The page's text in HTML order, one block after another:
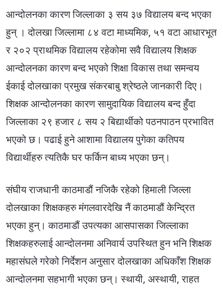
आन्दोलनका कारण जिल्लाका ३ सय ३७ विद्यालय बन्द भएका
हुन् । दोलखा जिल्लामा ८४ वटा माध्यमिक, ५१ वटा आधारभूत
र २०२ प्राथमिक विद्यालय रहेकोमा सवै विद्यालय शिक्षक
आन्दोलनका कारण बन्द भएको शिक्षा विकास तथा समन्वय
ईकाई दोलखाका प्रमुख संकरबाबु श्रेष्ठले जानकारी दिए।
शिक्षक आन्दोलनका कारण सामुदायिक विद्यालय बन्द हुँदा
जिल्लाका २९ हजार ८ सय २ बिद्यार्थीको पठनपाठन प्रभावित
भएको छ। पढाई हुने आशामा विद्यालय पुगेका कतिपय
विद्यार्थीहरु त्यतिकै घर फर्किन बाध्य भएका छन्।
संघीय राजधानी काठमाडौं नजिकै रहेको हिमाली जिल्ला
दोलखाका शिक्षकहरु मंगलवारदेखि नैं काठमाडौं केन्द्रित
भएका हुन्। काठमाडौं उपत्यका आसपासका जिल्लाका
शिक्षकहरुलाई आन्दोलनमा अनिवार्य उपस्थित हुन भनि शिक्षक
महासंघले गरेको निर्देशन अनुसार दोलखाका अधिकाँश शिक्षक
आन्दोलनमा सहभागी भएका छन्। स्थायी, अस्थायी, राहत